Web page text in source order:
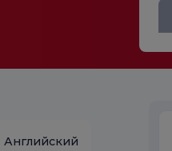
Английский